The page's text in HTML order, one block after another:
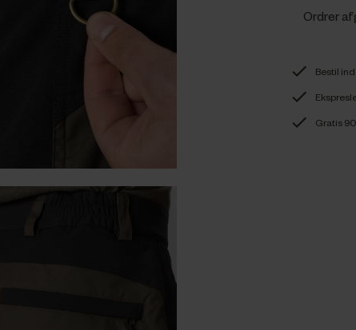
Ordrer
Bestil
Gratis